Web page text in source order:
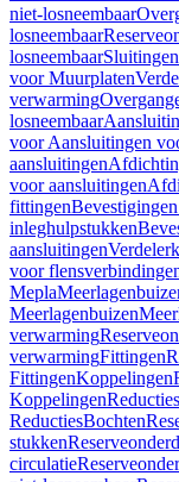
niet-losneembaar
losneembaar
losneembaarSluitingen
voor Muurplaten
verwarming
losneembaar
voor Aansluitingen
aansluitingen
voor aansluitingen
fittingen
inleghulpstukken
aansluitingen
voor
Mepla
Meerlagenbuizen
verwarming
verwarmingFittingen
FittingenKoppelingen
KoppelingenReducties
ReductiesBochten
stukken
circulatie